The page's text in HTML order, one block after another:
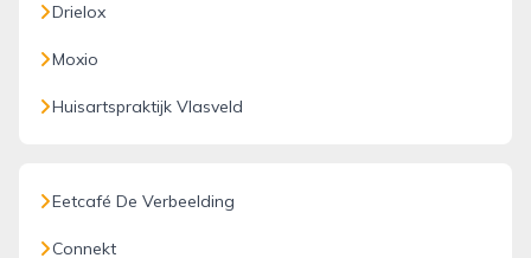
Drielox
Moxio
Huisartspraktijk Vlasveld
Eetcafé De Verbeelding
Connekt